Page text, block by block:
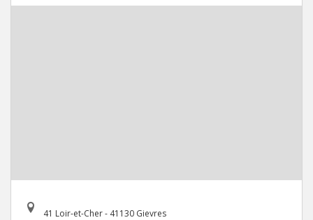
41 Loir-et-Cher - 41130 Gievres